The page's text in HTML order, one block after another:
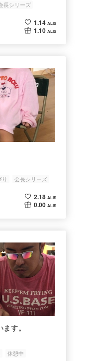
長シリーズ
1.14 ALIS
1.10 ALIS
会長シリーズ
2.18 ALIS
0.00 ALIS
す。
休憩中